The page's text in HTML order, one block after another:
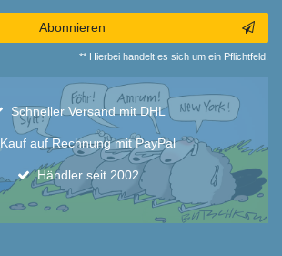
Abonnieren
** Hierbei handelt es sich um ein Pflichtfeld.
Schneller Versand mit DHL
Kauf auf Rechnung mit PayPal
Händler seit 2002